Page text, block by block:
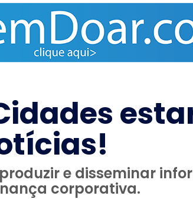
e disseminar
corporativa.